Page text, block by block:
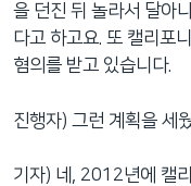
을 던진 뒤 놀라서 달아
다고 하고요. 또 캘리포
혐의를 받고 있습니다.
진행자) 그런 계획을 세
기자) 네, 2012년에 캘